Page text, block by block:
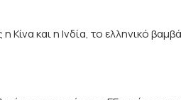
και η Ινδία, το ελληνικό